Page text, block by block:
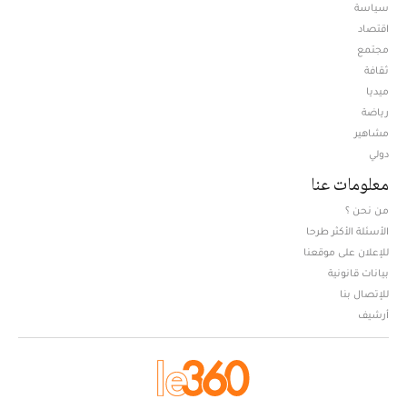
سياسة
اقتصاد
مجتمع
ثقافة
ميديا
رياضة
مشاهير
دولي
معلومات عنا
من نحن ؟
الأسئلة الأكثر طرحا
للإعلان على موقعنا
بيانات قانونية
للإتصال بنا
أرشيف